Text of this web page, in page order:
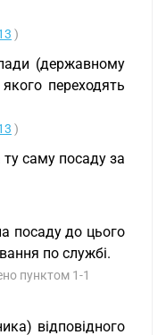
)
(державному
переходять
)
саму посаду за
посаду до цього
по службі.
пунктом 1-1
відповідного